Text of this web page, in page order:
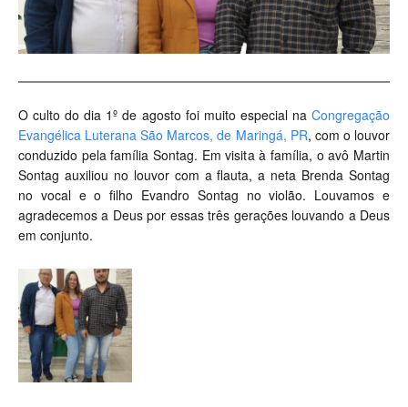
O culto do dia 1º de agosto foi muito especial na Congregação
Evangélica Luterana São Marcos, de Maringá, PR, com o louvor
conduzido pela família Sontag. Em visita à família, o avô Martin
Sontag auxiliou no louvor com a flauta, a neta Brenda Sontag
no vocal e o filho Evandro Sontag no violão. Louvamos e
agradecemos a Deus por essas três gerações louvando a Deus
em conjunto.